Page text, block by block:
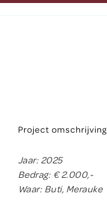
Ga
Project omschrijving
Jaar: 2025
Bedrag: € 2.000,-
Waar: Buti, Merauke